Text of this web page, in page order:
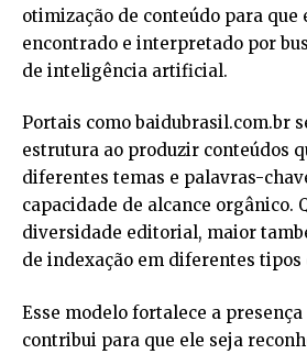
otimização de conteúdo para que
encontrado e interpretado por
de inteligência artificial.
Portais comobaidubrasil.com.br
estrutura ao produzir conteúdos
diferentes temas e palavras-
capacidade de alcance orgânico.
diversidade editorial, maior
de indexação em diferentes tipos
Esse modelo fortalece a
contribui para que ele seja